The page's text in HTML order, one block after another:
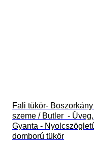
Fali tükör- Boszorkány
szeme / Butler  - Üveg,
Gyanta -
domború tükör